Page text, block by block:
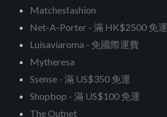
Matchesfashion
Net-A-Porter - 滿 HK$2500 免運
Luisaviaroma - 免國際運費
Mytheresa
Ssense - 滿 US$350 免運
Shopbop - 滿 US$100 免運
The Outnet